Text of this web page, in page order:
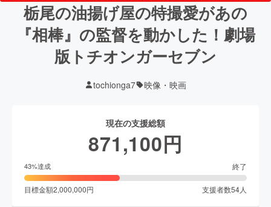
栃尾の油揚げ屋の特撮愛があの
『相棒』の監督を動かした！劇場
版トチオンガーセブン
tochionga7 映像・映画
現在の支援総額
871,100円
43%達成 終了
目標金額2,000,000円 支援者数54人